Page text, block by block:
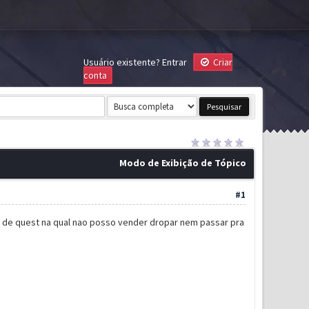
Usuário existente? Entrar
Criar
conta
Modo de Exibição de Tópico
#1
quest na qual nao posso vender dropar nem passar pra